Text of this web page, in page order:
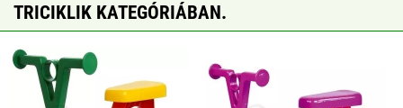
TRICIKLIK KATEGÓRIÁBAN.